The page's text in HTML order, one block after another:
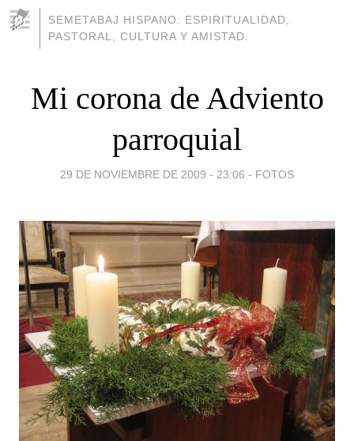
SEMETABAJ HISPANO: ESPIRITUALIDAD,
PASTORAL, CULTURA Y AMISTAD.
Mi corona de Adviento
parroquial
29 DE NOVIEMBRE DE 2009 - 23:06 - FOTOS